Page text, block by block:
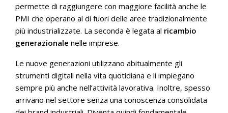
permette di raggiungere con maggiore facilità anche le
PMI che operano al di fuori delle aree tradizionalmente
più industrializzate. La seconda è legata al ricambio
generazionale nelle imprese.
Le nuove generazioni utilizzano abitualmente gli
strumenti digitali nella vita quotidiana e li impiegano
sempre più anche nell’attività lavorativa. Inoltre, spesso
arrivano nel settore senza una conoscenza consolidata